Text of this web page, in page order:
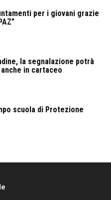
per i giovani grazie
la segnalazione potrà
in cartaceo
scuola di Protezione